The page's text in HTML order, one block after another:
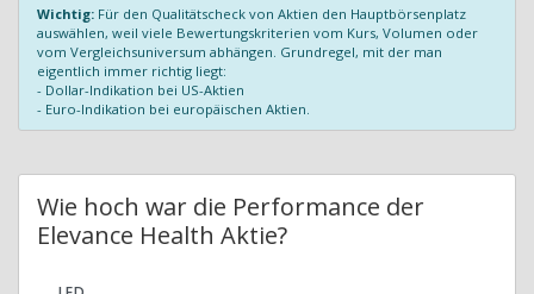
Wichtig: Für den Qualitätscheck von Aktien den Hauptbörsenplatz
auswählen, weil viele Bewertungskriterien vom Kurs, Volumen oder
vom Vergleichsuniversum abhängen. Grundregel, mit der man
eigentlich immer richtig liegt:
- Dollar-Indikation bei US-Aktien
- Euro-Indikation bei europäischen Aktien.
Wie hoch war die Performance der
Elevance Health Aktie?